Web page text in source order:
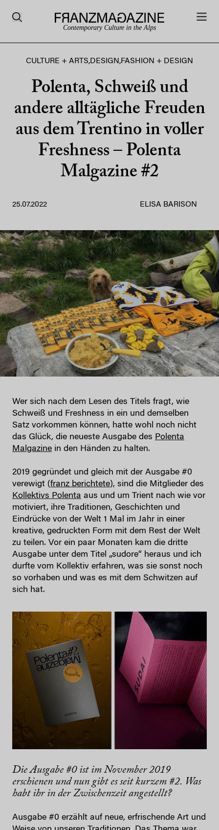
Contemporary Culture in the Alps
CULTURE + ARTS,DESIGN ,FASHION + DESIGN
Polenta, Schweiß und
andere alltägliche Freuden
aus dem Trentino in voller
Freshness – Polenta
Malgazine #2
25.07.2022 ELISA BARISON
Wer sich nach dem Lesen des Titels fragt, wie
Schweiß und Freshness in ein und demselben
Satz vorkommen können, hatte wohl noch nicht
das Glück, die neueste Ausgabe des Polenta
Malgazine in den Händen zu halten.
2019 gegründet und gleich mit der Ausgabe #0
verewigt (franz berichtete), sind die Mitglieder des
Kollektivs Polenta aus und um Trient nach wie vor
motiviert, ihre Traditionen, Geschichten und
Eindrücke von der Welt 1 Mal im Jahr in einer
kreative, gedruckten Form mit dem Rest der Welt
zu teilen. Vor ein paar Monaten kam die dritte
Ausgabe unter dem Titel „sudore“ heraus und ich
durfte vom Kollektiv erfahren, was sie sonst noch
so vorhaben und was es mit dem Schwitzen auf
sich hat.
Die Ausgabe #0 ist im November 2019
erschienen und nun gibt es seit kurzem #2. Was
habt ihr in der Zwischenzeit angestellt?
Ausgabe #0 erzählt auf neue, erfrischende Art und